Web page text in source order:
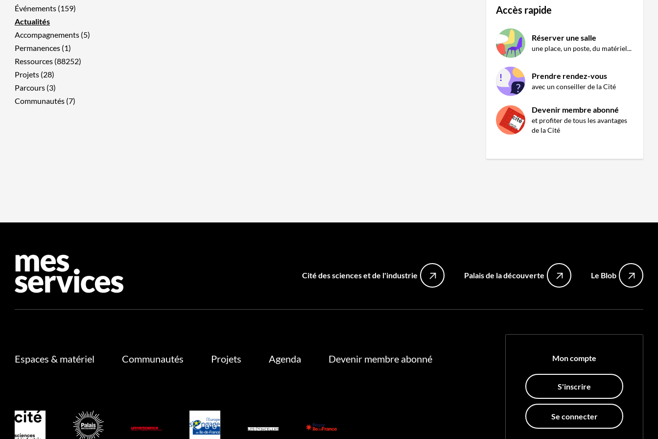
Événements (159)
Actualités
Accompagnements (5)
Permanences (1)
Ressources (88252)
Projets (28)
Parcours (3)
Communautés (7)
Accès rapide
Réserver une salle
une place, un poste, du matériel...
Prendre rendez-vous
avec un conseiller de la Cité
Devenir membre abonné
et profiter de tous les avantages
de la Cité
Cité des sciences et de l'industrie Palais de la découverte Le Blob
Mon compte
S'inscrire
Se connecter
Espaces & matériel Communautés Projets Agenda Devenir membre abonné